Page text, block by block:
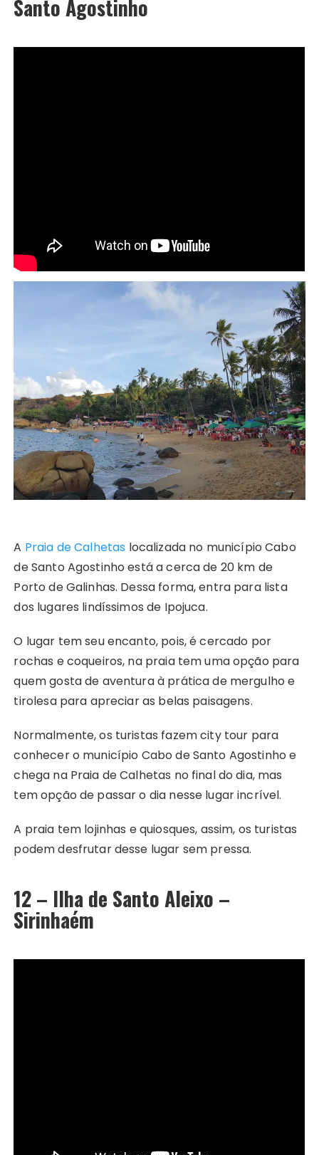
Santo Agostinho
A Praia de Calhetas localizada no município Cabo
de Santo Agostinho está a cerca de 20 km de
Porto de Galinhas. Dessa forma, entra para lista
dos lugares lindíssimos de Ipojuca.
O lugar tem seu encanto, pois, é cercado por
rochas e coqueiros, na praia tem uma opção para
quem gosta de aventura à prática de mergulho e
tirolesa para apreciar as belas paisagens.
Normalmente, os turistas fazem city tour para
conhecer o município Cabo de Santo Agostinho e
chega na Praia de Calhetas no final do dia, mas
tem opção de passar o dia nesse lugar incrível.
A praia tem lojinhas e quiosques, assim, os turistas
podem desfrutar desse lugar sem pressa.
12 – Ilha de Santo Aleixo –
Sirinhaém